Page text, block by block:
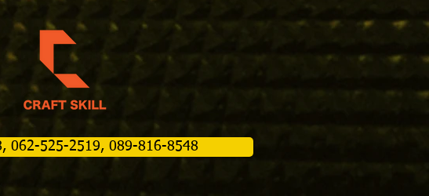
062-525-2519, 089-816-8548